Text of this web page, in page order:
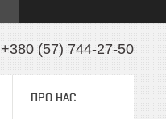
+380 (57) 744-27-50
ПРО НАС